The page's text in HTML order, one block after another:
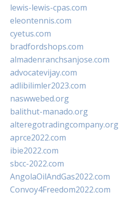
lewis-lewis-cpas.com
eleontennis.com
cyetus.com
bradfordshops.com
almadenranchsanjose.com
advocatevijay.com
adlibilimler2023.com
naswwebed.org
balithut-manado.org
alteregotradingcompany.org
aprce2022.com
ibie2022.com
sbcc-2022.com
AngolaOilAndGas2022.com
Convoy4Freedom2022.com